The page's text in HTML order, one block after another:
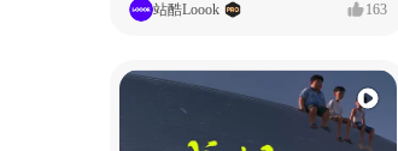
站酷Loook 163